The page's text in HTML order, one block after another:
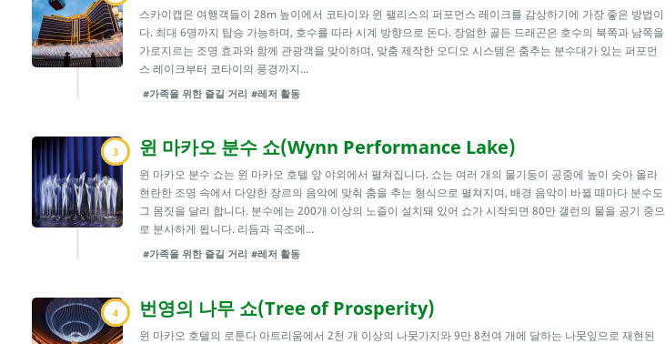
스카이캡은 여행객들이 28m 높이에서 코타이와 윈 팰리스의 퍼포먼스 레이크를 감상하기에 가장 좋은 방법이
다. 최대 6명까지 탑승 가능하며, 호수를 따라 시계 방향으로 돈다. 장엄한 골든 드래곤은 호수의 북쪽과 남쪽을
가로지르는 조명 효과와 함께 관광객을 맞이하며, 맞춤 제작한 오디오 시스템은 춤추는 분수대가 있는 퍼포먼
스 레이크부터 코타이의 풍경까지...
#가족을 위한 즐길 거리 #레저 활동
3 윈 마카오 분수 쇼(Wynn Performance Lake)
윈 마카오 분수 쇼는 윈 마카오 호텔 앞 야외에서 펼쳐집니다. 쇼는 여러 개의 물기둥이 공중에 높이 솟아 올라
현란한 조명 속에서 다양한 장르의 음악에 맞춰 춤을 추는 형식으로 펼쳐지며, 배경 음악이 바뀔 때마다 분수도
그 몸짓을 달리 합니다. 분수에는 200개 이상의 노즐이 설치돼 있어 쇼가 시작되면 80만 갤런의 물을 공기 중으
로 분사하게 됩니다. 리듬과 곡조에...
#가족을 위한 즐길 거리 #레저 활동
4 번영의 나무 쇼(Tree of Prosperity)
윈 마카오 호텔의 로툰다 아트리움에서 2천 개 이상의 나뭇가지와 9만 8천여 개에 달하는 나뭇잎으로 재현된